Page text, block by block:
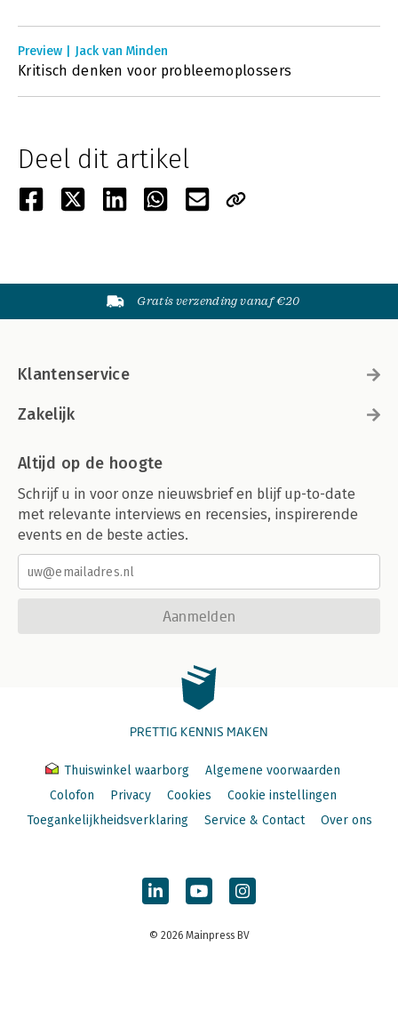
Preview | Jack van Minden
Kritisch denken voor probleemoplossers
Deel dit artikel
Gratis verzending vanaf €20
Klantenservice
Zakelijk
Altijd op de hoogte
Schrijf u in voor onze nieuwsbrief en blijf up-to-date
met relevante interviews en recensies, inspirerende
events en de beste acties.
Aanmelden
PRETTIG KENNIS MAKEN
Thuiswinkel waarborg
Algemene voorwaarden
Colofon
Privacy Cookies
Cookie instellingen
Toegankelijkheidsverklaring
Service & Contact Over ons
© 2026 Mainpress BV